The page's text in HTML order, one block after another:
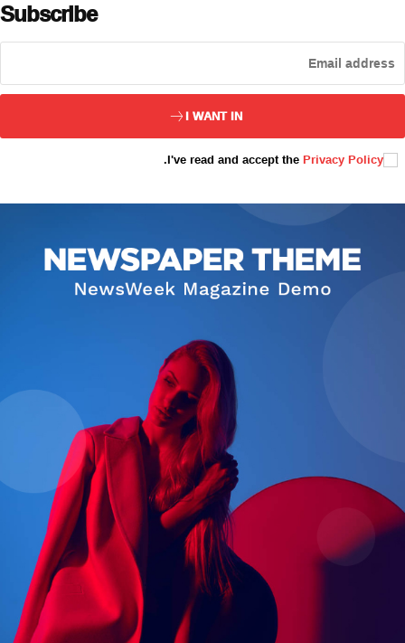
ئەزا بولاي
بىز كىم؟
Subscribe
I WANT IN
I've read and accept the Privacy Policy
.